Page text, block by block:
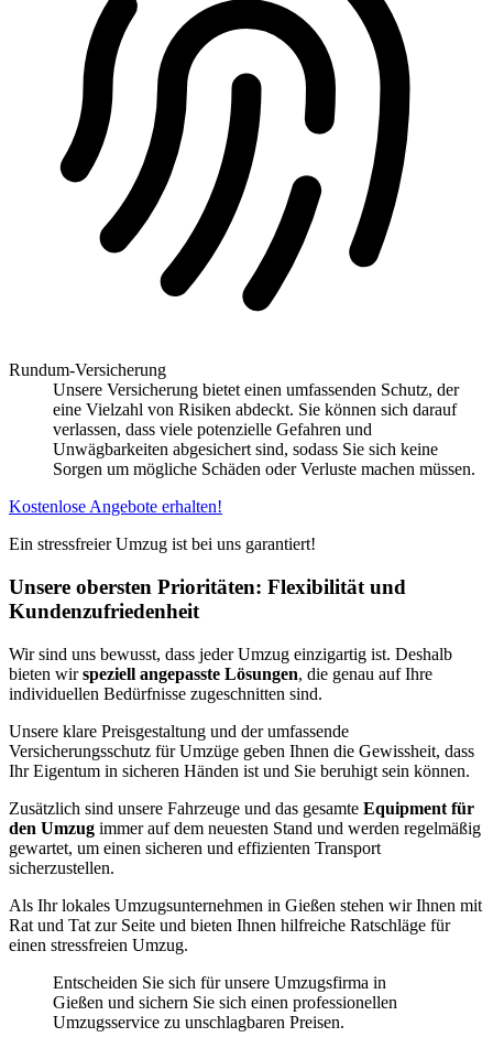
Rundum-Versicherung
Unsere Versicherung bietet einen umfassenden Schutz, der
eine Vielzahl von Risiken abdeckt. Sie können sich darauf
verlassen, dass viele potenzielle Gefahren und
Unwägbarkeiten abgesichert sind, sodass Sie sich keine
Sorgen um mögliche Schäden oder Verluste machen müssen.
Kostenlose Angebote erhalten!
Ein stressfreier Umzug ist bei uns garantiert!
Unsere obersten Prioritäten: Flexibilität und
Kundenzufriedenheit
Wir sind uns bewusst, dass jeder Umzug einzigartig ist. Deshalb
bieten wirspeziell angepasste Lösungen, die genau auf Ihre
individuellen Bedürfnisse zugeschnitten sind.
Unsere klare Preisgestaltung und der umfassende
Versicherungsschutz für Umzüge geben Ihnen die Gewissheit, dass
Ihr Eigentum in sicheren Händen ist und Sie beruhigt sein können.
Zusätzlich sind unsere Fahrzeuge und das gesamte Equipment für
den Umzug immer auf dem neuesten Stand und werden regelmäßig
gewartet, um einen sicheren und effizienten Transport
sicherzustellen.
Als Ihr lokales Umzugsunternehmen in Gießen stehen wir Ihnen mit
Rat und Tat zur Seite und bieten Ihnen hilfreiche Ratschläge für
einen stressfreien Umzug.
Entscheiden Sie sich für unsere Umzugsfirma in
Gießen und sichern Sie sich einen professionellen
Umzugsservice zu unschlagbaren Preisen.